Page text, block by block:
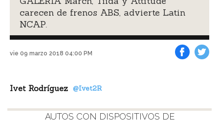
carecen de frenos ABS, advierte Latin
NCAP.
vie 09 marzo 2018 04:00 PM
Ivet Rodríguez @Ivet2R
AUTOS CON DISPOSITIVOS DE